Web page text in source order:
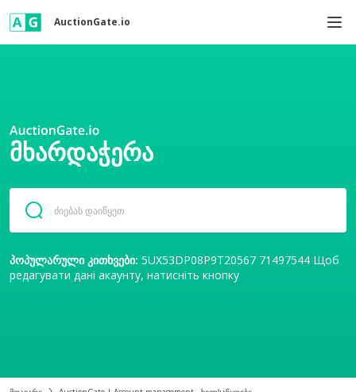
AuctionGate.io
ᲛᲮᲐᲠᲓᲐᲭᲔᲠᲐ
პოპულარული კითხვები: 5UX53DP08P9T20567 71497544 Щоб
редагувати дані акаунту, натисніть кнопку